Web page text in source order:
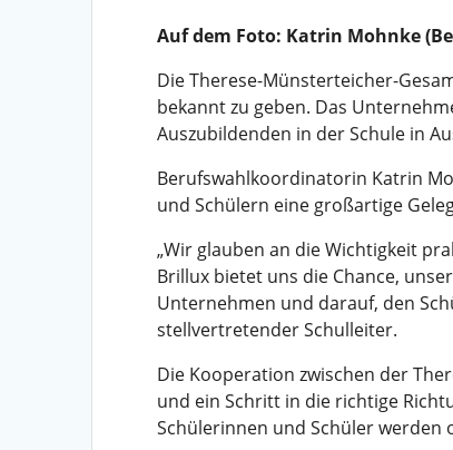
Auf dem Foto: Katrin Mohnke
Die Therese-Münsterteicher-
bekannt zu geben. Das
Auszubildenden in der Schule in
Berufswahlkoordinatorin Katrin
und Schülern eine großartige
„Wir glauben an die Wichtigkeit
Brillux bietet uns die Chance,
Unternehmen und darauf, den
stellvertretender Schulleiter.
Die Kooperation zwischen der
und ein Schritt in die richtige
Schülerinnen und Schüler werden